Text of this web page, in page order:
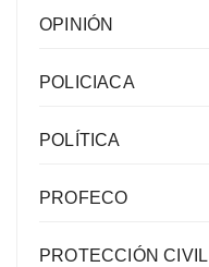
OPINIÓN
POLICIACA
POLÍTICA
PROFECO
PROTECCIÓN CIVIL